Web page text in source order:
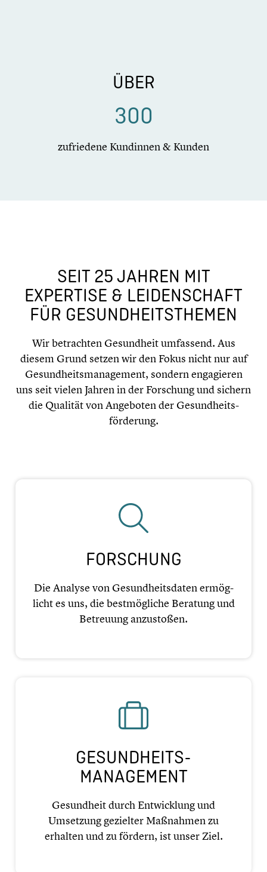
ÜBER
300
zufrie­dene Kundinnen & Kunden
SEIT 25 JAHREN MIT
EXPERTISE & LEIDEN­SCHAFT
FÜR GESUND­HEITS­THE­MEN
Wir betrach­ten Gesund­heit umfassend. Aus
diesem Grund setzen wir den Fokus nicht nur auf
Gesundheits­management, sondern engagie­ren
uns seit vielen Jahren in der Forschung und sichern
die Qualität von Angeboten der Gesundheits­
förderung.
FORSCHUNG
Die Analyse von Gesund­heits­da­ten ermög­
licht es uns, die bestmög­li­che Beratung und
Betreuung anzusto­ßen.
GESUNDHEITS-
MANAGEMENT
Gesund­heit durch Entwick­lung und
Umsetzung gezielter Maßnahmen zu
erhalten und zu fördern, ist unser Ziel.